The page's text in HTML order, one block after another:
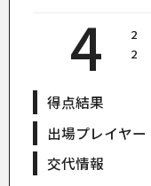
4 2
2
得点結果
出場プレイヤー
交代情報